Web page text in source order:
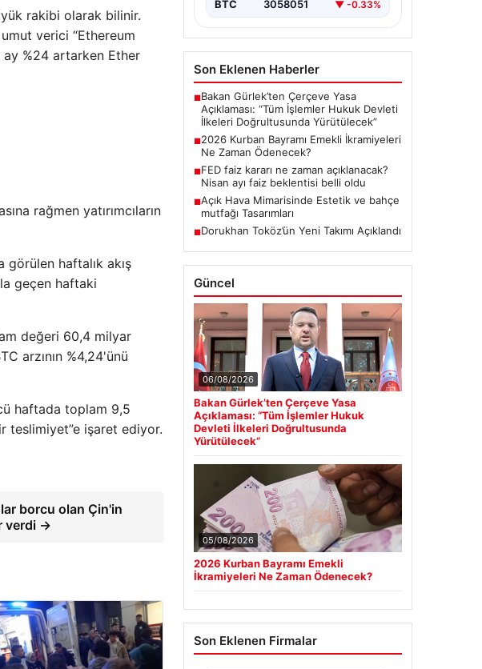
rakibi olarak bilinir.
verici “Ethereum
%24 artarken Ether
rağmen yatırımcıların
görülen haftalık akış
geçen haftaki
değeri 60,4 milyar
arzının %4,24'ünü
haftada toplam 9,5
teslimiyet”e işaret ediyor.
borcu olan Çin'in
verdi →
BTC 3058051 ▼ -0.33%
Son Eklenen Haberler
■Bakan Gürlek’ten Çerçeve Yasa
Açıklaması: “Tüm İşlemler Hukuk Devleti
İlkeleri Doğrultusunda Yürütülecek”
■2026 Kurban Bayramı Emekli İkramiyeleri
Ne Zaman Ödenecek?
■FED faiz kararı ne zaman açıklanacak?
Nisan ayı faiz beklentisi belli oldu
■Açık Hava Mimarisinde Estetik ve bahçe
mutfağı Tasarımları
■Dorukhan Toköz’ün Yeni Takımı Açıklandı
Güncel
06/08/2026
Bakan Gürlek’ten Çerçeve Yasa
Açıklaması: “Tüm İşlemler Hukuk
Devleti İlkeleri Doğrultusunda
Yürütülecek”
05/08/2026
2026 Kurban Bayramı Emekli
İkramiyeleri Ne Zaman Ödenecek?
Son Eklenen Firmalar